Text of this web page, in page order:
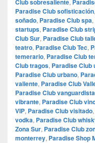
Club sobresaliente,
Paradise Club sofisticación,
soñado, Paradise Club spa,
startups, Paradise Club
Club Sur, Paradise Club
teatro, Paradise Club Tec,
temerario, Paradise Club
Club tragos, Paradise Club
Paradise Club urbano,
valiente, Paradise Club
Paradise Club vanguardista
vibrante, Paradise Club
VIP, Paradise Club visitado,
vodka, Paradise Club
Zona Sur, Paradise Club
monterrey, Paradise Shop